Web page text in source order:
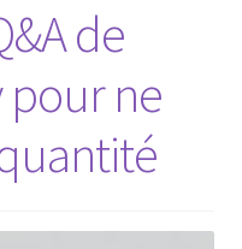
de
pour ne